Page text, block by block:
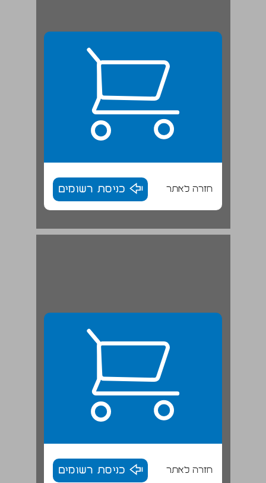
חזרה לאתר כניסת רשומים
חזרה לאתר כניסת רשומים